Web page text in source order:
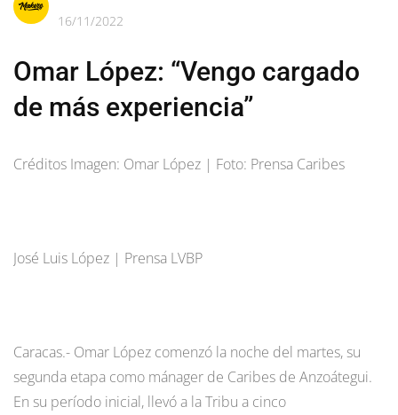
16/11/2022
Omar López: “Vengo cargado
de más experiencia”
Créditos Imagen: Omar López | Foto: Prensa Caribes
José Luis López | Prensa LVBP
Caracas.- Omar López comenzó la noche del martes, su
segunda etapa como mánager de Caribes de Anzoátegui.
En su período inicial, llevó a la Tribu a cinco